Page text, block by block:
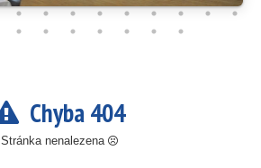
Chyba 404
Stránka nenalezena